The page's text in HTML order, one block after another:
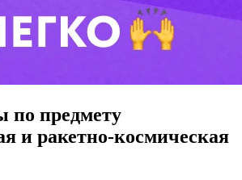
по предмету
и ракетно-космическая